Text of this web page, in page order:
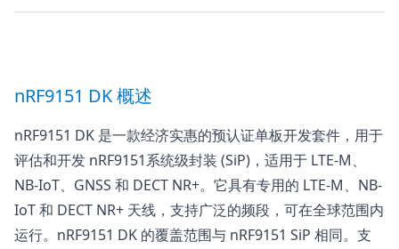
nRF9151 DK 概述
nRF9151 DK 是一款经济实惠的预认证单板开发套件，用于
评估和开发 nRF9151系统级封装 (SiP)，适用于 LTE-M、
NB-IoT、GNSS 和 DECT NR+。它具有专用的 LTE-M、NB-
IoT 和 DECT NR+ 天线，支持广泛的频段，可在全球范围内
运行。nRF9151 DK 的覆盖范围与 nRF9151 SiP 相同。支